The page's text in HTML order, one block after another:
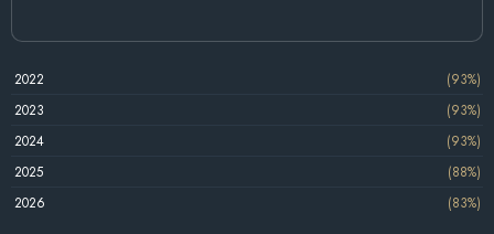
2022
(93%)
2023
(93%)
2024
(93%)
2025
(88%)
2026
(83%)